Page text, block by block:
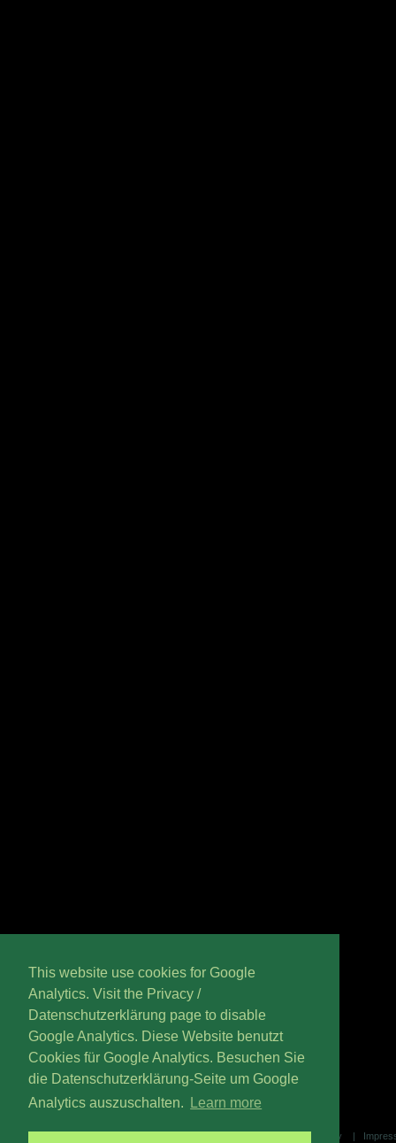
This website use cookies for Google
Analytics. Visit the Privacy /
Datenschutzerklärung page to disable
Google Analytics. Diese Website benutzt
Cookies für Google Analytics. Besuchen Sie
die Datenschutzerklärung-Seite um Google
Analytics auszuschalten.
Learn more
Datenschutzerklärung / Privacy Policy |